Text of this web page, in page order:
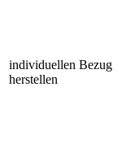
individuellen Bezug
herstellen